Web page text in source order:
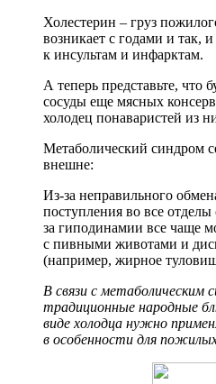
Холестерин – груз
возникает с годами и так,
к инсультам и инфарктам.
А теперь представьте, что
сосуды еще мясных
холодец понаваристей из
Метаболический синдром
внешне:
Из-за неправильного
поступления во все
за гиподинамии все чаще
с пивными животами и
(например, жирное
В связи с метаболическим
традиционные народные
виде холодца нужно
в особенности для